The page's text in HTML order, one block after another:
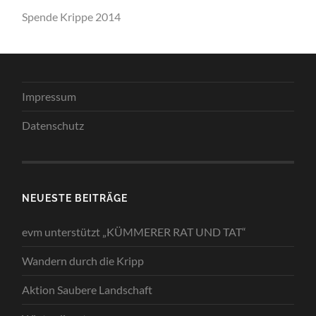
Spende Krippe 2014
Impressum
Datenschutz
NEUESTE BEITRÄGE
evm unterstützt „KÜMMERER RAT UND TAT“
Wandern durch die Kripp
Aktion Saubere Landschaft